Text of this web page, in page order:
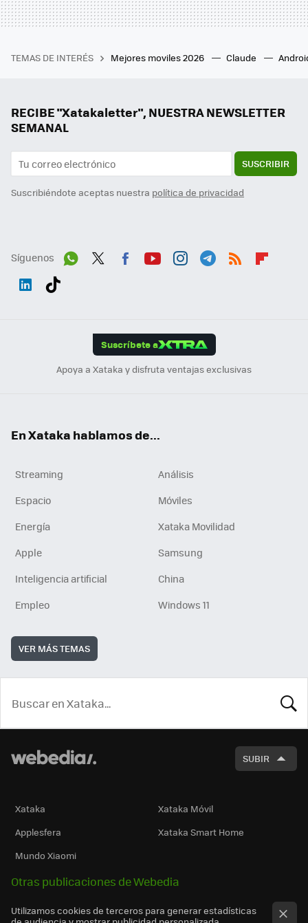
TEMAS DE INTERÉS Mejores moviles 2026 Claude
RECIBE "Xatakaletter", NUESTRA NEWSLETTER
SEMANAL
SUSCRIBIR
Suscribiéndote aceptas nuestra política de privacidad
Síguenos
Suscríbete a
Apoya a Xataka y disfruta ventajas exclusivas
En Xataka hablamos de...
Streaming
Análisis
Espacio
Móviles
Energía
Xataka Movilidad
Apple
Samsung
Inteligencia artificial
China
Empleo
Windows 11
VER MÁS TEMAS
SUBIR
Xataka
Xataka Móvil
Applesfera
Xataka Smart Home
Mundo Xiaomi
Otras publicaciones de Webedia
Utilizamos cookies de terceros para generar estadísticas